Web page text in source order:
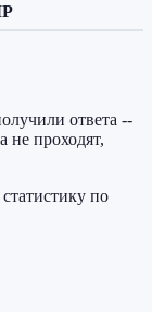
ответа --
не проходят,
по